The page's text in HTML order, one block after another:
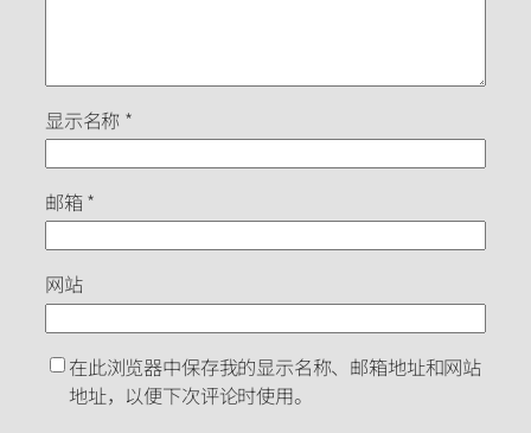
显示名称 *
邮箱*
网站
在此浏览器中保存我的显示名称、邮箱地址和网站
地址，以便下次评论时使用。